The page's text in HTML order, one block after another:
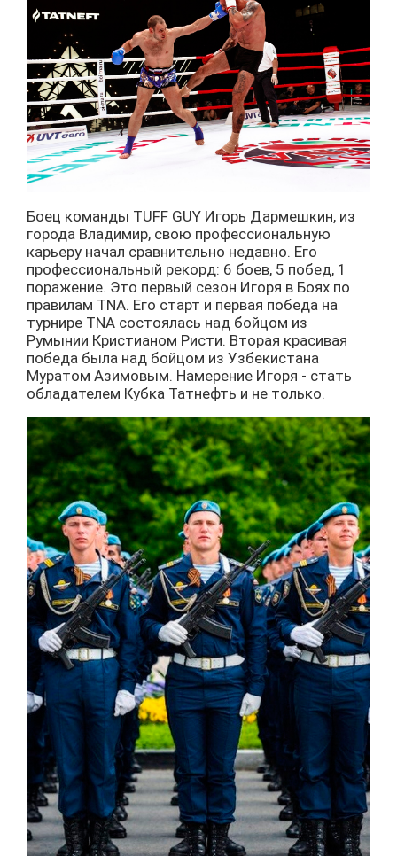
Боец команды TUFF GUY Игорь Дармешкин, из
города Владимир, свою профессиональную
карьеру начал сравнительно недавно. Его
профессиональный рекорд: 6 боев, 5 побед, 1
поражение. Это первый сезон Игоря в Боях по
правилам TNA. Его старт и первая победа на
турнире TNA состоялась над бойцом из
Румынии Кристианом Ристи. Вторая красивая
победа была над бойцом из Узбекистана
Муратом Азимовым. Намерение Игоря - стать
обладателем Кубка Татнефть и не только.